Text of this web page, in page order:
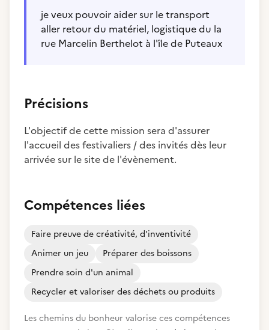
je veux pouvoir aider sur le transport
aller retour du matériel, logistique du la
rue Marcelin Berthelot à l'île de Puteaux
Précisions
L'objectif de cette mission sera d'assurer
l'accueil des festivaliers / des invités dès leur
arrivée sur le site de l'évènement.
Compétences liées
Faire preuve de créativité, d'inventivité
Animer un jeu
Préparer des boissons
Prendre soin d'un animal
Recycler et valoriser des déchets ou produits
Les chemins du bonheur valorise ces compétences